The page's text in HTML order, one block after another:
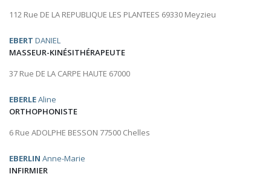
112 Rue DE LA REPUBLIQUE LES PLANTEES 69330 Meyzieu
EBERT DANIEL
MASSEUR-KINÉSITHÉRAPEUTE
37 Rue DE LA CARPE HAUTE 67000
EBERLEAline
ORTHOPHONISTE
6 Rue ADOLPHE BESSON 77500 Chelles
EBERLIN Anne-Marie
INFIRMIER